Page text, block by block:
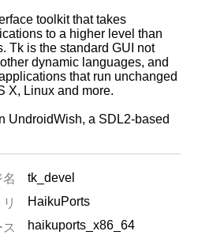
toolkit that takes
to a higher level than
Tk is the standard GUI not
dynamic languages, and
that run unchanged
X, Linux and more.
UndroidWish, a SDL2-based
tk_devel
HaikuPorts
haikuports_x86_64